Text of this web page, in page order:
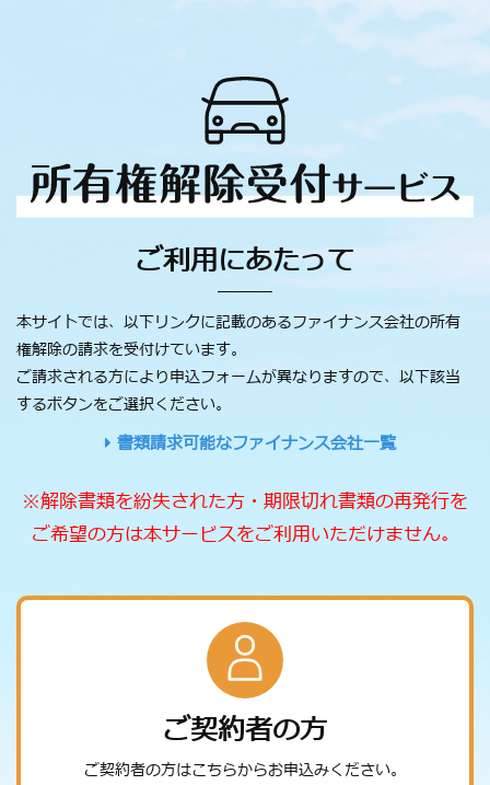
ご利用にあたって
本サイトでは、以下リンクに記載のあるファイナンス会社の所有
権解除の請求を受付けています。
ご請求される方により申込フォームが異なりますので、以下該当
するボタンをご選択ください。
書類請求可能なファイナンス会社一覧
※解除書類を紛失された方・期限切れ書類の再発行を
ご希望の方は本サービスをご利用いただけません。
ご契約者の方
ご契約者の方はこちらからお申込みください。